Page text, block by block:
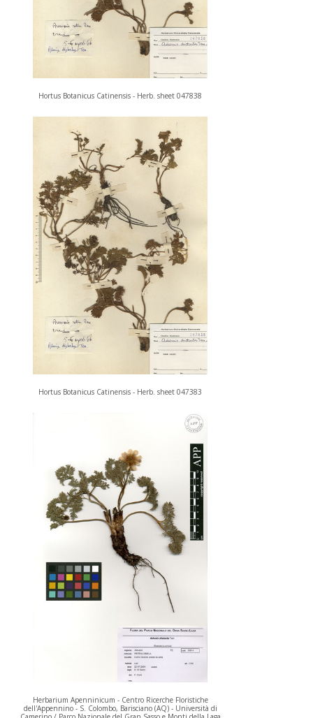
Hortus Botanicus Catinensis - Herb. sheet 047838
Hortus Botanicus Catinensis - Herb. sheet 047383
Herbarium Apenninicum - Centro Ricerche Floristiche
dell'Appennino - S. Colombo, Barisciano (AQ) - Università di